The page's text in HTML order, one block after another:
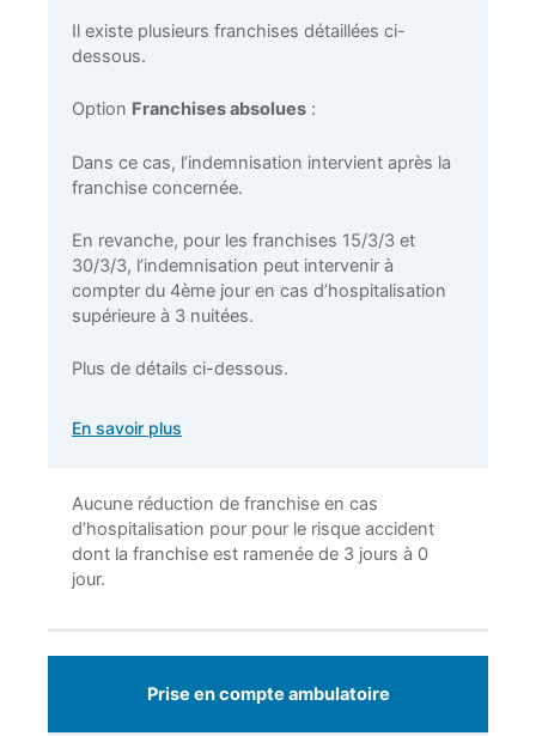
Il existe plusieurs franchises détaillées ci-
dessous.
Option Franchises absolues :
Dans ce cas, l’indemnisation intervient après la
franchise concernée.
En revanche, pour les franchises 15/3/3 et
30/3/3, l’indemnisation peut intervenir à
compter du 4ème jour en cas d’hospitalisation
supérieure à 3 nuitées.
Plus de détails ci-dessous.
En savoir plus
Aucune réduction de franchise en cas
d’hospitalisation pour pour le risque accident
dont la franchise est ramenée de 3 jours à 0
jour.
Prise en compte ambulatoire